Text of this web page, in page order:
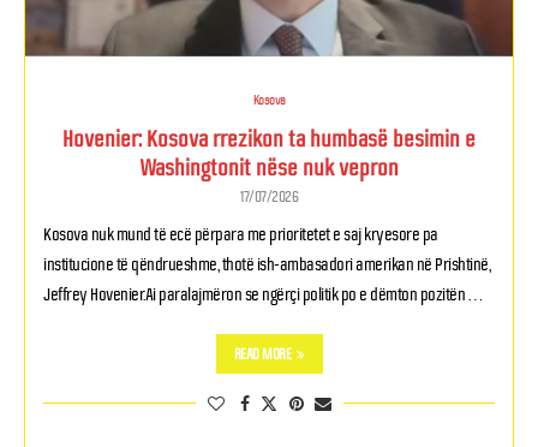
Kosova
Hovenier: Kosova rrezikon ta humbasë besimin e
Washingtonit nëse nuk vepron
17/07/2026
Kosova nuk mund të ecë përpara me prioritetet e saj kryesore pa
institucione të qëndrueshme, thotë ish-ambasadori amerikan në Prishtinë,
Jeffrey Hovenier.Ai paralajmëron se ngërçi politik po e dëmton pozitën …
READ MORE